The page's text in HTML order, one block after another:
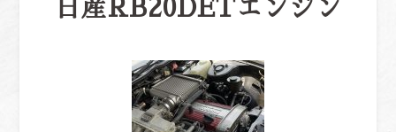
日産RB20DETエンジン